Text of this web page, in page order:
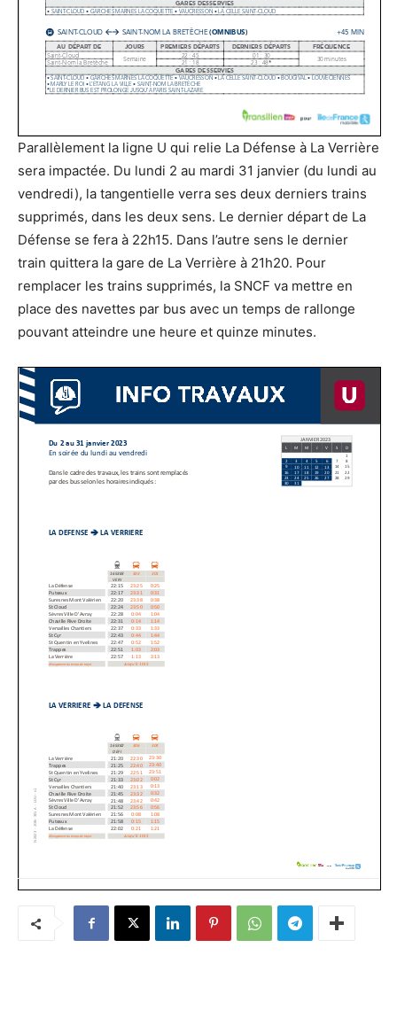
Parallèlement la ligne U qui relie La Défense à La Verrière
sera impactée. Du lundi 2 au mardi 31 janvier (du lundi au
vendredi), la tangentielle verra ses deux derniers trains
supprimés, dans les deux sens. Le dernier départ de La
Défense se fera à 22h15. Dans l’autre sens le dernier
train quittera la gare de La Verrière à 21h20. Pour
remplacer les trains supprimés, la SNCF va mettre en
place des navettes par bus avec un temps de rallonge
pouvant atteindre une heure et quinze minutes.